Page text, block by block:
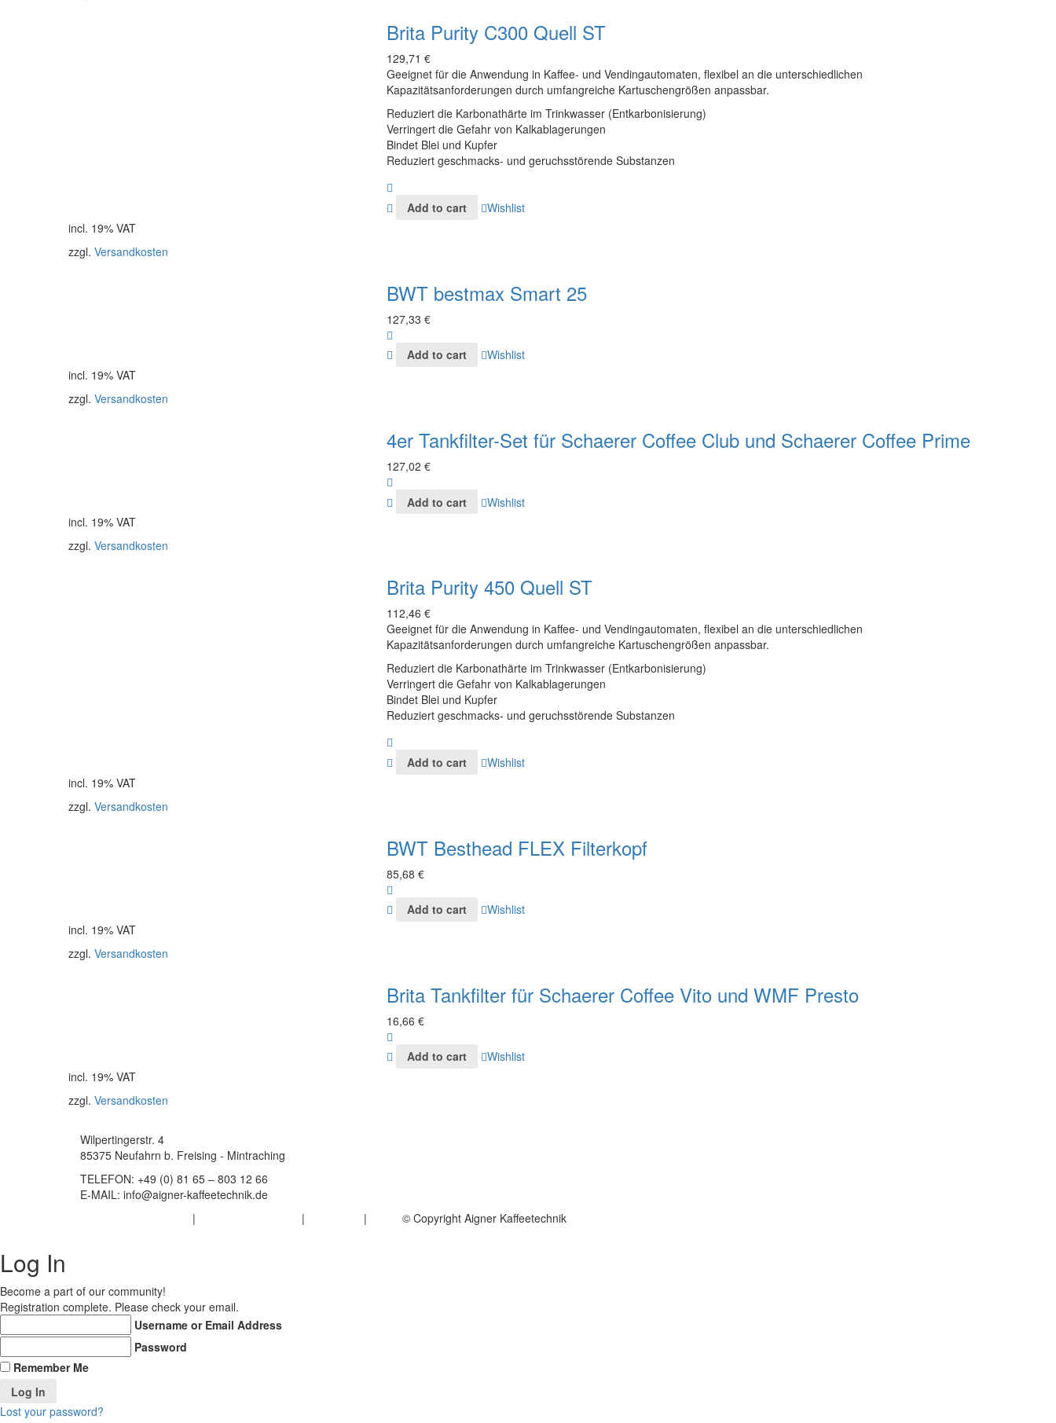
Brita Purity C300 Quell ST
129,71 €
Geeignet für die Anwendung in Kaffee- und Vendingautomaten, flexibel an die unterschiedlichen
Kapazitätsanforderungen durch umfangreiche Kartuschengrößen anpassbar.
Reduziert die Karbonathärte im Trinkwasser (Entkarbonisierung)
Verringert die Gefahr von Kalkablagerungen
Bindet Blei und Kupfer
Reduziert geschmacks- und geruchsstörende Substanzen
Add to cart
Wishlist
incl. 19% VAT
zzgl. Versandkosten
BWT bestmax Smart 25
127,33 €
Add to cart
Wishlist
incl. 19% VAT
zzgl. Versandkosten
4er Tankfilter-Set für Schaerer Coffee Club und Schaerer Coffee Prime
127,02 €
Add to cart
Wishlist
incl. 19% VAT
zzgl. Versandkosten
Brita Purity 450 Quell ST
112,46 €
Geeignet für die Anwendung in Kaffee- und Vendingautomaten, flexibel an die unterschiedlichen
Kapazitätsanforderungen durch umfangreiche Kartuschengrößen anpassbar.
Reduziert die Karbonathärte im Trinkwasser (Entkarbonisierung)
Verringert die Gefahr von Kalkablagerungen
Bindet Blei und Kupfer
Reduziert geschmacks- und geruchsstörende Substanzen
Add to cart
Wishlist
incl. 19% VAT
zzgl. Versandkosten
BWT Besthead FLEX Filterkopf
85,68 €
Add to cart
Wishlist
incl. 19% VAT
zzgl. Versandkosten
Brita Tankfilter für Schaerer Coffee Vito und WMF Presto
16,66 €
Add to cart
Wishlist
incl. 19% VAT
zzgl. Versandkosten
Wilpertingerstr. 4
85375 Neufahrn b. Freising - Mintraching
TELEFON: +49 (0) 81 65 – 803 12 66
E-MAIL: info@aigner-kaffeetechnik.de
| | | © Copyright Aigner Kaffeetechnik
Log In
Become a part of our community!
Registration complete. Please check your email.
Username or Email Address
Password
Remember Me
Lost your password?